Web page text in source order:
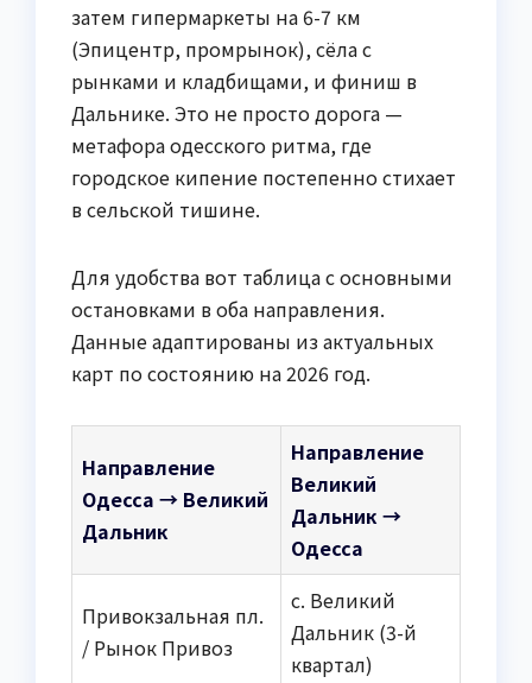
затем гипермаркеты на 6-7 км
(Эпицентр, промрынок), сёла с
рынками и кладбищами, и финиш в
Дальнике. Это не просто дорога —
метафора одесского ритма, где
городское кипение постепенно стихает
в сельской тишине.
Для удобства вот таблица с основными
остановками в оба направления.
Данные адаптированы из актуальных
карт по состоянию на 2026 год.
Направление
Одесса → Великий
Дальник
Направление
Великий
Дальник →
Одесса
Привокзальная пл.
/ Рынок Привоз
с. Великий
Дальник (3-й
квартал)